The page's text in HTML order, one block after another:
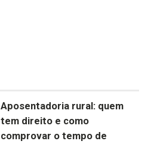
Aposentadoria rural: quem
tem direito e como
comprovar o tempo de